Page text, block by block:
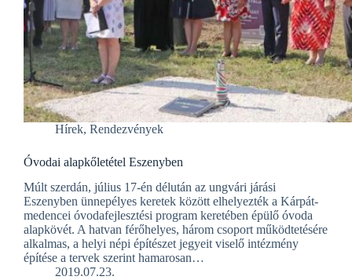
Hírek, Rendezvények
Óvodai alapkőletétel Eszenyben
Múlt szerdán, július 17-én délután az ungvári járási
Eszenyben ünnepélyes keretek között elhelyezték a Kárpát-
medencei óvodafejlesztési program keretében épülő óvoda
alapkövét. A hatvan férőhelyes, három csoport működtetésére
alkalmas, a helyi népi építészet jegyeit viselő intézmény
építése a tervek szerint hamarosan…
2019.07.23.